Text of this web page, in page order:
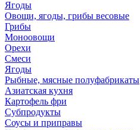
Ягоды
Овощи, ягоды, грибы весовые
Грибы
Моноовощи
Орехи
Смеси
Ягоды
Рыбные, мясные полуфабрикаты
Азиатская кухня
Картофель фри
Субпродукты
Соусы и приправы